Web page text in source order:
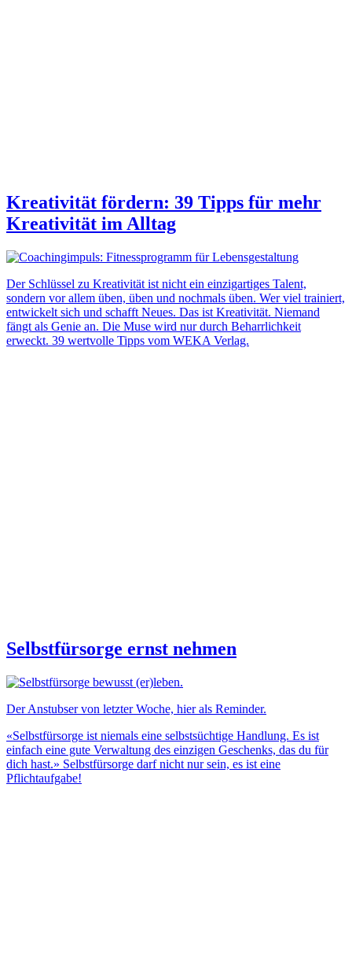
Kreativität fördern: 39 Tipps für mehr
Kreativität im Alltag
Der Schlüssel zu Kreativität ist nicht ein einzigartiges Talent,
sondern vor allem üben, üben und nochmals üben. Wer viel trainiert,
entwickelt sich und schafft Neues. Das ist Kreativität. Niemand
fängt als Genie an. Die Muse wird nur durch Beharrlichkeit
erweckt. 39 wertvolle Tipps vom WEKA Verlag.
Selbstfürsorge ernst nehmen
Der Anstubser von letzter Woche, hier als Reminder.
«Selbstfürsorge ist niemals eine selbstsüchtige Handlung. Es ist
einfach eine gute Verwaltung des einzigen Geschenks, das du für
dich hast.» Selbstfürsorge darf nicht nur sein, es ist eine
Pflichtaufgabe!